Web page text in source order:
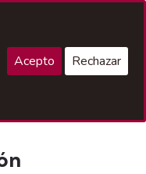
Acepto Rechazar